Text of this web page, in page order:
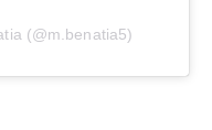
(@m.benatia5)